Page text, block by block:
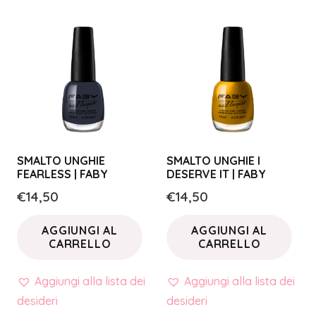
SMALTO UNGHIE
FEARLESS | FABY
€14,50
AGGIUNGI AL
CARRELLO
Aggiungi alla lista dei
desideri
SMALTO UNGHIE I
DESERVE IT | FABY
€14,50
AGGIUNGI AL
CARRELLO
Aggiungi alla lista dei
desideri